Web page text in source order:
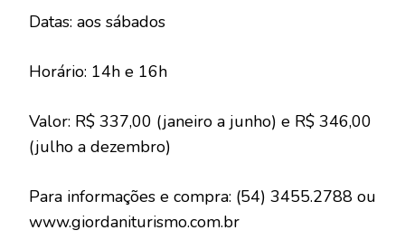
Datas: aos sábados
Horário: 14h e 16h
Valor: R$ 337,00 (janeiro a junho) e R$ 346,00
(julho a dezembro)
Para informações e compra: (54) 3455.2788 ou
www.giordaniturismo.com.br